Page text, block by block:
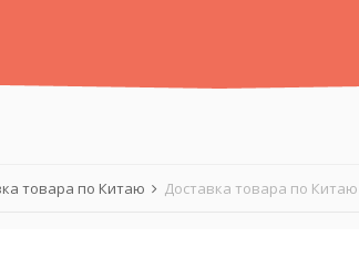
товара по Китаю Доставка товара по Китаю